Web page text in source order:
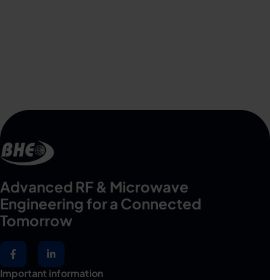
Advanced RF & Microwave
Engineering for a Connected
Tomorrow
Important information